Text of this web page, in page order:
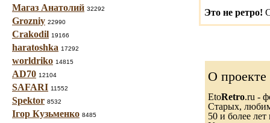
Магаз Анатолий 32292
Grozniy 22990
Crakodil 19166
haratoshka 17292
worldriko 14815
AD70 12104
SAFARI 11552
Spektor 8532
Ігор Кузьменко 8485
Это не ретро!
О проекте
EtoRetro.ru -
Старых,
50 и более лет